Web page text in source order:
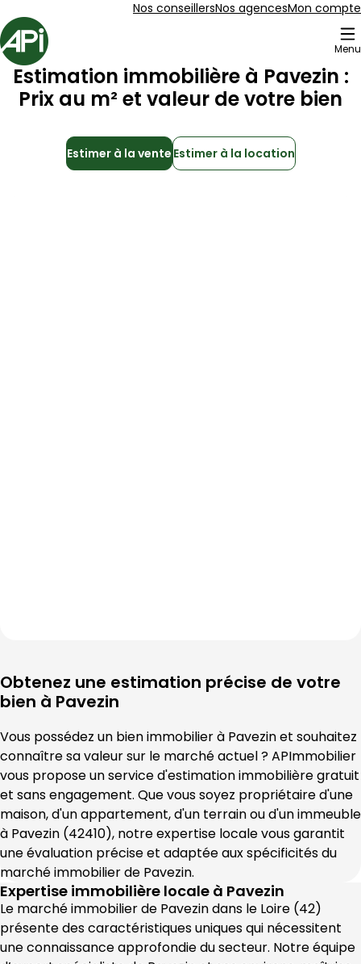
Nos conseillersNos agencesMon compte
Accueil
Menu
Estimation immobilière à Pavezin :
Prix au m² et valeur de votre bien
Estimer à la vente Estimer à la location
Obtenez une estimation précise de votre
bien à Pavezin
Vous possédez un bien immobilier à Pavezin et souhaitez
connaître sa valeur sur le marché actuel ? APImmobilier
vous propose un service d'estimation immobilière gratuit
et sans engagement. Que vous soyez propriétaire d'une
maison, d'un appartement, d'un terrain ou d'un immeuble
à Pavezin (42410), notre expertise locale vous garantit
une évaluation précise et adaptée aux spécificités du
marché immobilier de Pavezin.
Expertise immobilière locale à Pavezin
Le marché immobilier de Pavezin dans le Loire (42)
présente des caractéristiques uniques qui nécessitent
une connaissance approfondie du secteur. Notre équipe